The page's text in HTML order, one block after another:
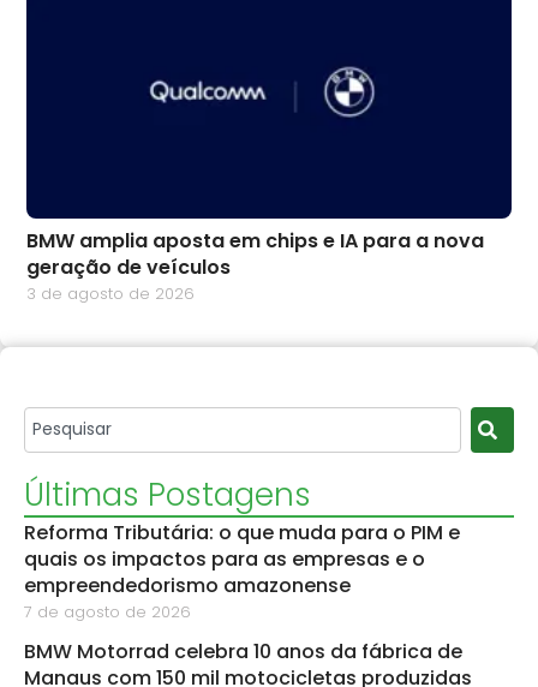
BMW amplia aposta em chips e IA para a nova
geração de veículos
3 de agosto de 2026
Últimas Postagens
Reforma Tributária: o que muda para o PIM e
quais os impactos para as empresas e o
empreendedorismo amazonense
7 de agosto de 2026
BMW Motorrad celebra 10 anos da fábrica de
Manaus com 150 mil motocicletas produzidas